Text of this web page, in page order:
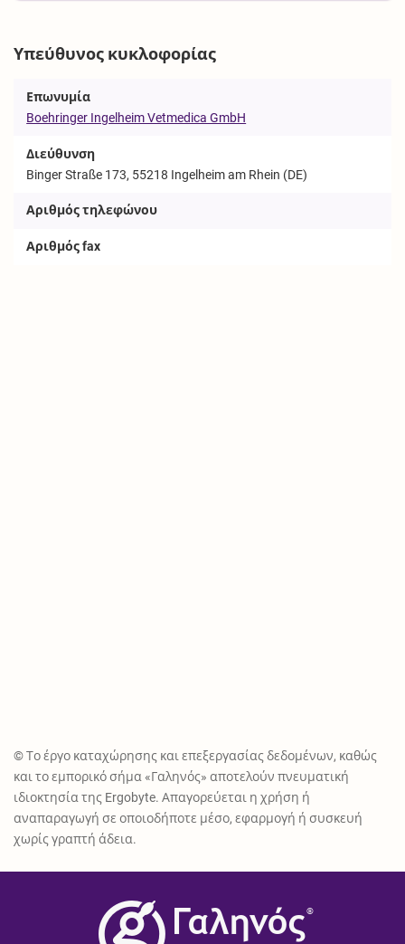
Υπεύθυνος κυκλοφορίας
Επωνυμία
Boehringer Ingelheim Vetmedica GmbH
Διεύθυνση
Binger Straße 173, 55218 Ingelheim am Rhein (DE)
Αριθμός τηλεφώνου
Αριθμός fax
© Το έργο καταχώρησης και επεξεργασίας δεδομένων, καθώς
και το εμπορικό σήμα «Γαληνός» αποτελούν πνευματική
ιδιοκτησία της Ergobyte. Απαγορεύεται η χρήση ή
αναπαραγωγή σε οποιοδήποτε μέσο, εφαρμογή ή συσκευή
χωρίς γραπτή άδεια.
®